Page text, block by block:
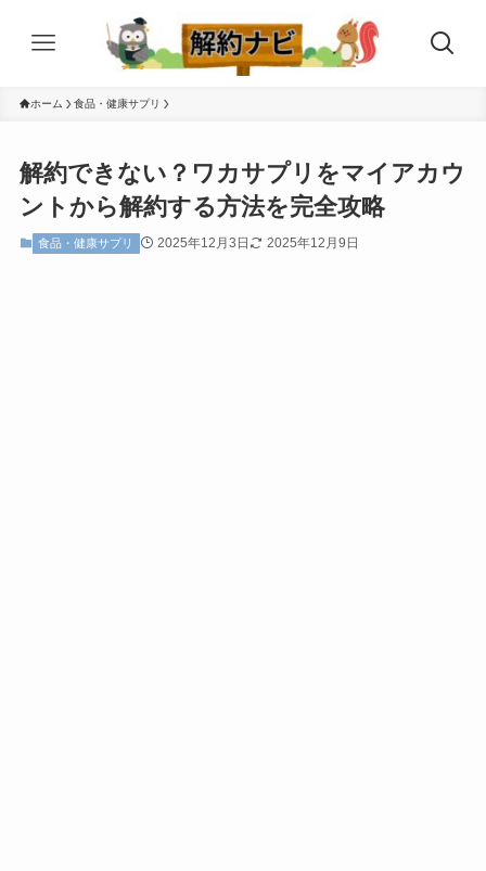
ホーム 食品・健康サプリ
解約できない？ワカサプリをマイアカウ
ントから解約する方法を完全攻略
食品・健康サプリ 2025年12月3日 2025年12月9日